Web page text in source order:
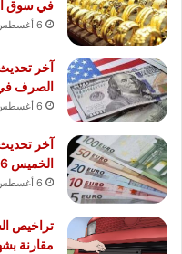
في سوق
6 أغسطس، 2026
آخر
الصرف في
6 أغسطس، 2026
آخر
الخميس 6 أغسطس 2026
6 أغسطس، 2026
تراخيص
مقارنة